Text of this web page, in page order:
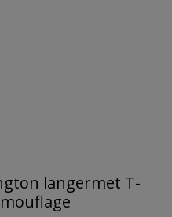
langermet T-